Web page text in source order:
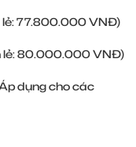
lẻ: 77.800.000 VNĐ)
lẻ: 80.000.000 VNĐ)
dụng cho các